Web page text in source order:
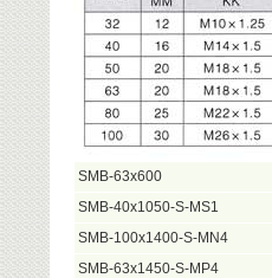
SMB-63x600
SMB-40x1050-S-MS1
SMB-100x1400-S-MN4
SMB-63x1450-S-MP4